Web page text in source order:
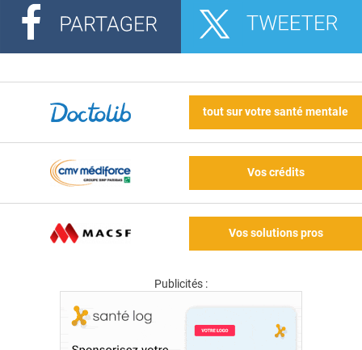
tout sur votre santé mentale
Vos crédits
Vos solutions pros
Publicités :